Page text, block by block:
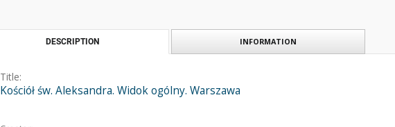
DESCRIPTION INFORMATION
Title:
Kościół św. Aleksandra. Widok ogólny. Warszawa